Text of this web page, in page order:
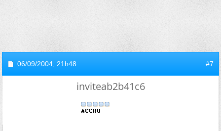
06/09/2004, 21h48 #7
inviteab2b41c6